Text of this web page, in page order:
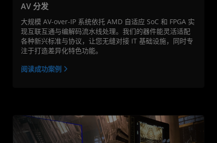
AV 分发
大规模 AV-over-IP 系统依托 AMD 自适应 SoC 和 FPGA 实
现互联互通与编解码流水线处理。我们的器件能灵活适配
各种新兴标准与协议，让您无缝对接 IT 基础设施，同时专
注于打造差异化特色功能。
阅读成功案例